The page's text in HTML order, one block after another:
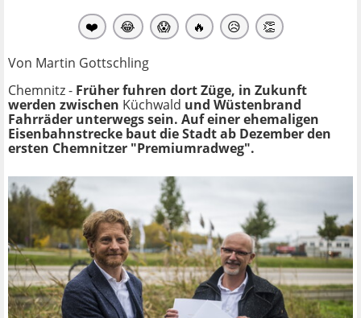
❤️ 😂 😱 🔥 😥 👏
Von Martin Gottschling
Chemnitz - Früher fuhren dort Züge, in Zukunft
werden zwischen Küchwald und Wüstenbrand
Fahrräder unterwegs sein. Auf einer ehemaligen
Eisenbahnstrecke baut die Stadt ab Dezember den
ersten Chemnitzer "Premiumradweg".